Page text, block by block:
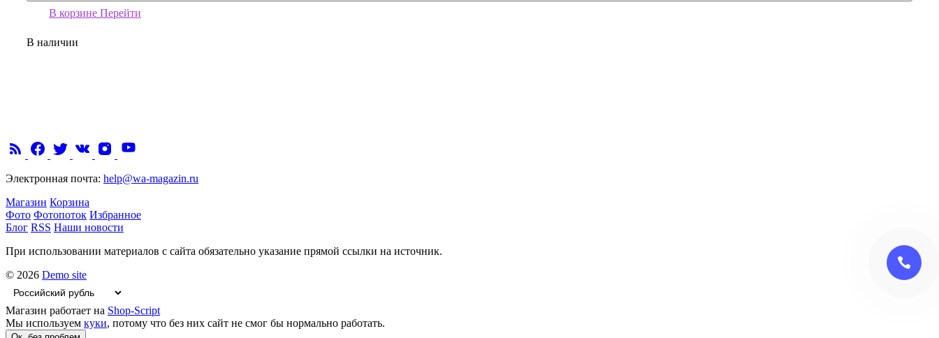
В корзине Перейти
В наличии
Электронная почта: help@wa-magazin.ru
Магазин Корзина
Фото Фотопоток Избранное
Блог RSS Наши новости
При использовании материалов с сайта обязательно указание прямой ссылки на источник.
© 2026 Demo site
Магазин работает на Shop-Script
Мы используем куки, потому что без них сайт не смог бы нормально работать.